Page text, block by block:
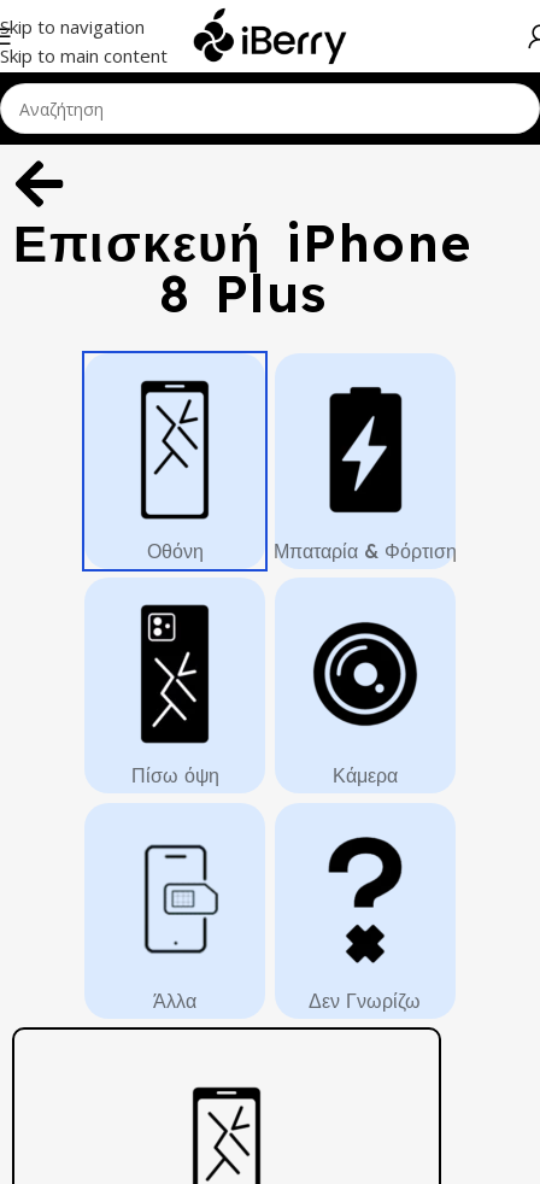
Skip to navigation
Skip to main content
Επισκευή iPhone
8 Plus
Οθόνη Μπαταρία & Φόρτιση
Πίσω όψη Κάμερα
Άλλα Δεν Γνωρίζω